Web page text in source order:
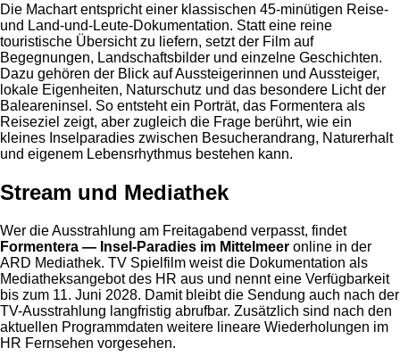
Die Machart entspricht einer klassischen 45-minütigen Reise-
und Land-und-Leute-Dokumentation. Statt eine reine
touristische Übersicht zu liefern, setzt der Film auf
Begegnungen, Landschaftsbilder und einzelne Geschichten.
Dazu gehören der Blick auf Aussteigerinnen und Aussteiger,
lokale Eigenheiten, Naturschutz und das besondere Licht der
Baleareninsel. So entsteht ein Porträt, das Formentera als
Reiseziel zeigt, aber zugleich die Frage berührt, wie ein
kleines Inselparadies zwischen Besucherandrang, Naturerhalt
und eigenem Lebensrhythmus bestehen kann.
Stream und Mediathek
Wer die Ausstrahlung am Freitagabend verpasst, findet
Formentera — Insel-Paradies im Mittelmeer online in der
ARD Mediathek. TV Spielfilm weist die Dokumentation als
Mediatheksangebot des HR aus und nennt eine Verfügbarkeit
bis zum 11. Juni 2028. Damit bleibt die Sendung auch nach der
TV-Ausstrahlung langfristig abrufbar. Zusätzlich sind nach den
aktuellen Programmdaten weitere lineare Wiederholungen im
HR Fernsehen vorgesehen.